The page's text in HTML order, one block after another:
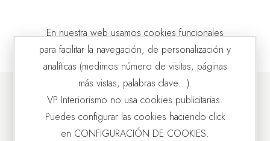
En nuestra web usamos cookies funcionales
para facilitar la navegación, de personalización y
analíticas (medimos número de visitas, páginas
más vistas, palabras clave...).
VP Interiorismo no usa cookies publicitarias.
Puedes configurar las cookies haciendo click
en CONFIGURACIÓN DE COOKIES.